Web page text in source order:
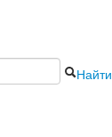
Найти